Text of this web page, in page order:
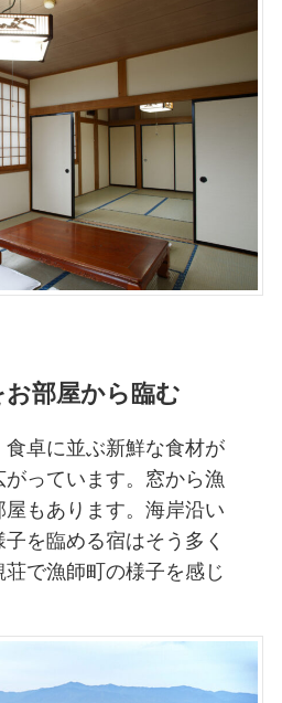
部屋から臨む
卓に並ぶ新鮮な食材が
っています。窓から漁
もあります。海岸沿い
を臨める宿はそう多く
で漁師町の様子を感じ